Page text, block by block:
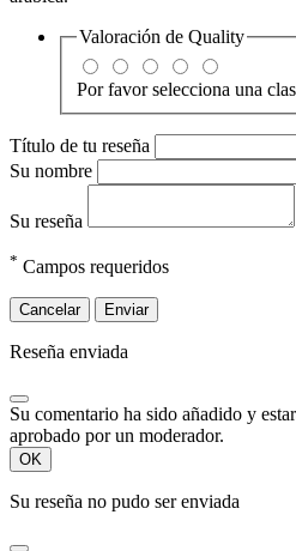
Valoración de Quality
Por favor selecciona una
Título de tu reseña
Su nombre
Su reseña
* Campos requeridos
Cancelar Enviar
Reseña enviada
Su comentario ha sido añadido y
aprobado por un moderador.
OK
Su reseña no pudo ser enviada